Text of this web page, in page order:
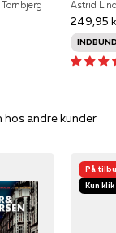
Astrid
249,95
andre kunder
På
Kun